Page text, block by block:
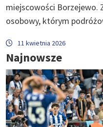
miejscowości Borzejewo.
osobowy, którym
11 kwietnia 2026
Najnowsze